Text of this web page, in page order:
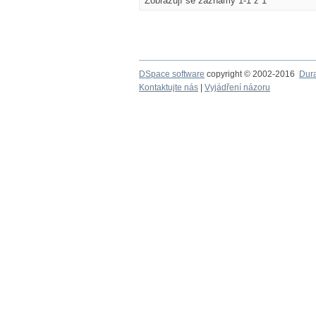
DSpace software copyright © 2002-2016
Kontaktujte nás
Vyjádření názoru